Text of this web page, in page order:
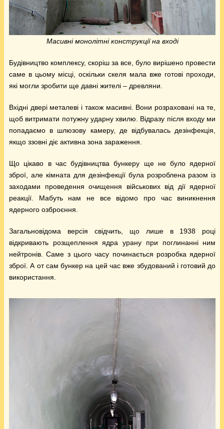
Масивні монолітні конструкції на вході
Будівництво комплексу, скоріш за все, було вирішено провести
саме в цьому місці, оскільки скеля мала вже готові проходи,
які могли зробити ще давні жителі – древляни.
Вхідні двері металеві і також масивні. Вони розраховані на те,
щоб витримати потужну ударну хвилю. Відразу після входу ми
попадаємо в шлюзову камеру, де відбувалась дезінфекція,
якщо ззовні діє активна зона зараження.
Що цікаво в час будівництва бункеру ще не було ядерної
зброї, але кімната для дезінфекції була розроблена разом із
заходами проведення очищення військових від дії ядерної
реакції. Мабуть нам не все відомо про час виникнення
ядерного озброєння.
Загальновідома версія свідчить, що лише в 1938 році
відкривають розщеплення ядра урану при поглинанні ним
нейтронів. Саме з цього часу починається розробка ядерної
зброї. А от сам бункер на цей час вже збудований і готовий до
використання.